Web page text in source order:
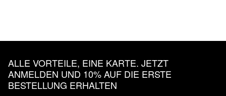
ALLE VORTEILE, EINE KARTE. JETZT
ANMELDEN UND 10% AUF DIE ERSTE
BESTELLUNG ERHALTEN